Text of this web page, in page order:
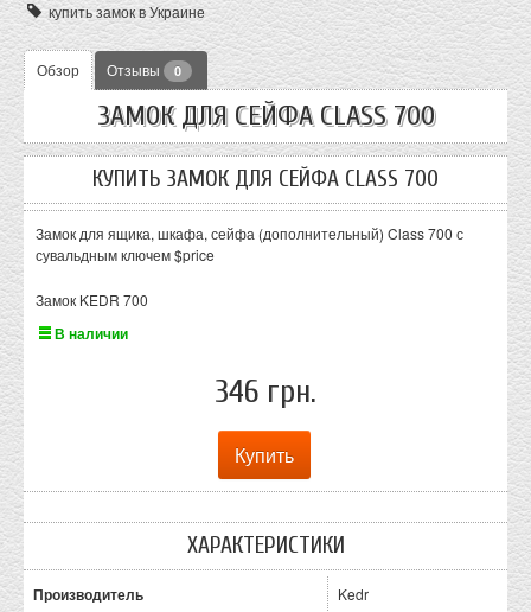
купить замок в Украине
Обзор Отзывы 0
ЗАМОК ДЛЯ СЕЙФА CLASS 700
КУПИТЬ ЗАМОК ДЛЯ СЕЙФА CLASS 700
Замок для ящика, шкафа, сейфа (дополнительный) Class 700 с
сувальдным ключем $price
Замок KEDR 700
В наличии
346 грн.
ХАРАКТЕРИСТИКИ
Производитель Kedr